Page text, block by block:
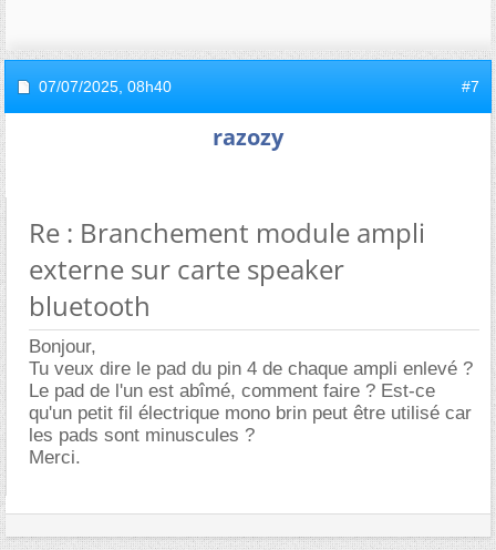
07/07/2025, 08h40 #7
razozy
Re : Branchement module ampli
externe sur carte speaker
bluetooth
Bonjour,
Tu veux dire le pad du pin 4 de chaque ampli enlevé ?
Le pad de l'un est abîmé, comment faire ? Est-ce
qu'un petit fil électrique mono brin peut être utilisé car
les pads sont minuscules ?
Merci.